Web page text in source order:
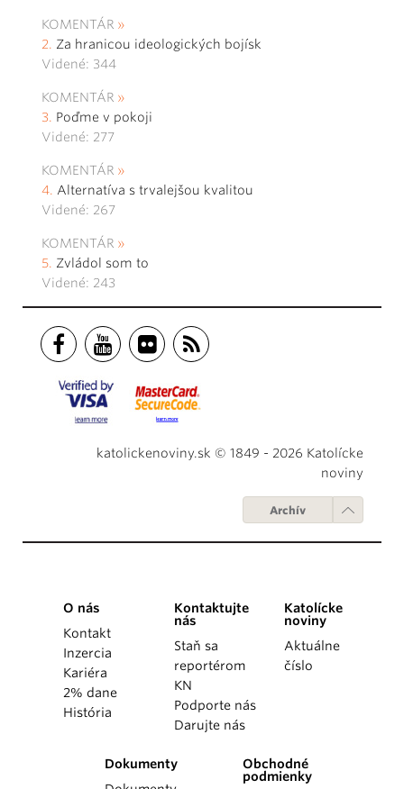
KOMENTÁR
Za hranicou ideologických bojísk
Videné: 344
KOMENTÁR
Poďme v pokoji
Videné: 277
KOMENTÁR
Alternatíva s trvalejšou kvalitou
Videné: 267
KOMENTÁR
Zvládol som to
Videné: 243
katolickenoviny.sk © 1849 - 2026 Katolícke
noviny
Archív
O nás
Kontakt
Inzercia
Kariéra
2% dane
História
Kontaktujte
nás
Staň sa
reportérom
KN
Podporte nás
Darujte nás
Katolícke
noviny
Aktuálne
číslo
Dokumenty
Obchodné
podmienky